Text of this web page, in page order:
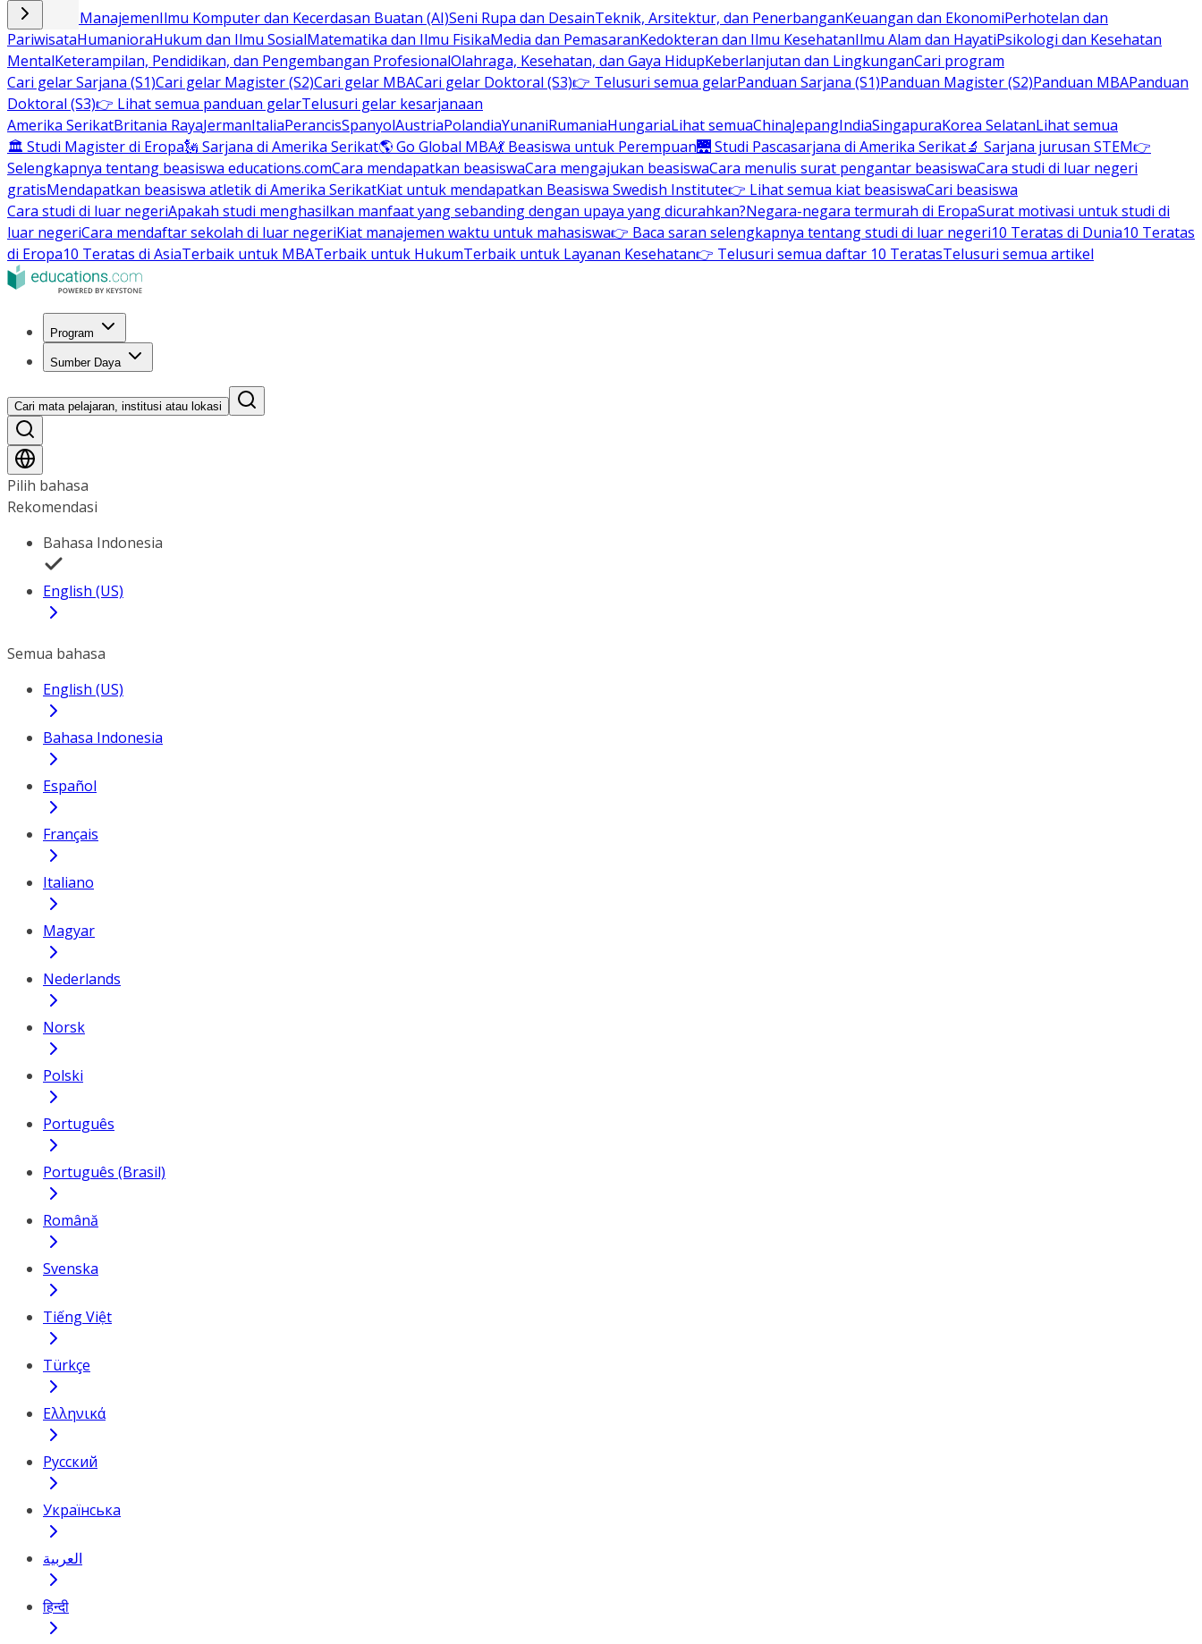
Bisnis dan ManajemenIlmu Komputer dan Kecerdasan Buatan (AI)Seni Rupa dan DesainTeknik, Arsitektur, dan PenerbanganKeuangan dan EkonomiPerhotelan dan
PariwisataHumanioraHukum dan Ilmu SosialMatematika dan Ilmu FisikaMedia dan PemasaranKedokteran dan Ilmu KesehatanIlmu Alam dan HayatiPsikologi dan Kesehatan
MentalKeterampilan, Pendidikan, dan Pengembangan ProfesionalOlahraga, Kesehatan, dan Gaya HidupKeberlanjutan dan LingkunganCari program
Cari gelar Sarjana (S1)Cari gelar Magister (S2)Cari gelar MBACari gelar Doktoral (S3)👉 Telusuri semua gelarPanduan Sarjana (S1)Panduan Magister (S2)Panduan MBAPanduan
Doktoral (S3)👉 Lihat semua panduan gelarTelusuri gelar kesarjanaan
Amerika SerikatBritania RayaJermanItaliaPerancisSpanyolAustriaPolandiaYunaniRumaniaHungariaLihat semuaChinaJepangIndiaSingapuraKorea SelatanLihat semua
🏛 Studi Magister di Eropa🗽 Sarjana di Amerika Serikat🌎 Go Global MBA💃 Beasiswa untuk Perempuan🌉 Studi Pascasarjana di Amerika Serikat🔬 Sarjana jurusan STEM👉
Selengkapnya tentang beasiswa educations.comCara mendapatkan beasiswaCara mengajukan beasiswaCara menulis surat pengantar beasiswaCara studi di luar negeri
gratisMendapatkan beasiswa atletik di Amerika SerikatKiat untuk mendapatkan Beasiswa Swedish Institute👉 Lihat semua kiat beasiswaCari beasiswa
Cara studi di luar negeriApakah studi menghasilkan manfaat yang sebanding dengan upaya yang dicurahkan?Negara-negara termurah di EropaSurat motivasi untuk studi di
luar negeriCara mendaftar sekolah di luar negeriKiat manajemen waktu untuk mahasiswa👉 Baca saran selengkapnya tentang studi di luar negeri10 Teratas di Dunia10 Teratas
di Eropa10 Teratas di AsiaTerbaik untuk MBATerbaik untuk HukumTerbaik untuk Layanan Kesehatan👉 Telusuri semua daftar 10 TeratasTelusuri semua artikel
Program
Sumber Daya
Cari mata pelajaran, institusi atau lokasi
Pilih bahasa
Rekomendasi
Bahasa Indonesia
English (US)
Semua bahasa
English (US)
Bahasa Indonesia
Español
Français
Italiano
Magyar
Nederlands
Norsk
Polski
Português
Português (Brasil)
Română
Svenska
Tiếng Việt
Türkçe
Ελληνικά
Русский
Українська
العربية
हिन्दी